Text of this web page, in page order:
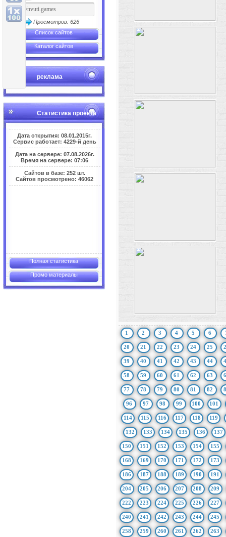
Просмотров: 626
Список сайтов
Каталог сайтов
реклама
Статистика проекта
Дата открытия: 08.01.2015г.
Сервис работает: 4229-й день
Дата на сервере: 07.08.2026г.
Время на сервере: 07:06
Сайтов в базе: 252 шт.
Сайтов просмотрено: 46062
Полная статистика
Промо материалы
1 2 3 4 5 6
20 21 22 23 24 25
39 40 41 42 43 44
58 59 60 61 62 63
77 78 79 80 81 82
96 97 98 99 100 101
114 115 116 117 118 119
132 133 134 135 136 137
150 151 152 153 154 155
168 169 170 171 172 173
186 187 188 189 190 191
204 205 206 207 208 209
222 223 224 225 226 227
240 241 242 243 244 245
258 259 260 261 262 263